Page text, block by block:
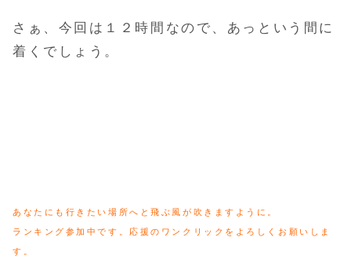
さぁ、今回は１２時間なので、あっという間に
着くでしょう。
あなたにも行きたい場所へと飛ぶ風が吹きますように。
ランキング参加中です。応援のワンクリックをよろしくお願いしま
す。